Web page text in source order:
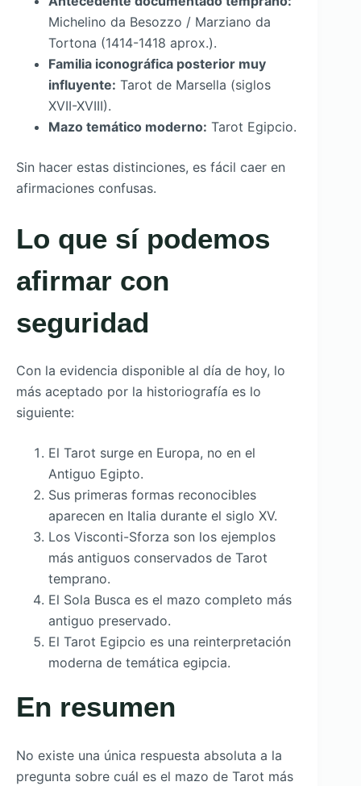
Michelino da Besozzo / Marziano da
Tortona (1414-1418 aprox.).
Familia iconográfica posterior muy
influyente: Tarot de Marsella (siglos
XVII-XVIII).
Mazo temático moderno: Tarot Egipcio.
Sin hacer estas distinciones, es fácil caer en
afirmaciones confusas.
Lo que sí podemos
afirmar con
seguridad
Con la evidencia disponible al día de hoy, lo
más aceptado por la historiografía es lo
siguiente:
El Tarot surge en Europa, no en el
Antiguo Egipto.
Sus primeras formas reconocibles
aparecen en Italia durante el siglo XV.
Los Visconti-Sforza son los ejemplos
más antiguos conservados de Tarot
temprano.
El Sola Busca es el mazo completo más
antiguo preservado.
El Tarot Egipcio es una reinterpretación
moderna de temática egipcia.
En resumen
No existe una única respuesta absoluta a la
pregunta sobre cuál es el mazo de Tarot más